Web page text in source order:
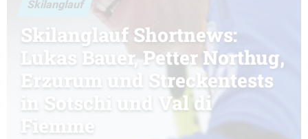
Skilanglauf
Skilanglauf Shortnews:
Lukas Bauer, Petter Northug,
Erzurum und Streckentests
in Sotschi und Val di
Fiemme